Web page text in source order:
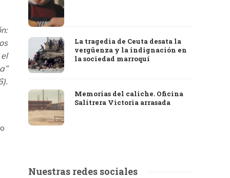
La tragedia de Ceuta desata la
vergüenza y la indignación en
la sociedad marroquí
Memorias del caliche. Oficina
Salitrera Victoria arrasada
Nuestras redes sociales